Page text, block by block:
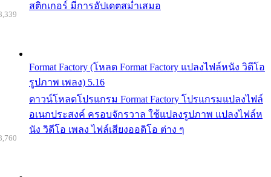
สติกเกอร์ มีการอัปเดตสม่ำเสมอ
Format Factory (โหลด Format Factory แปลงไฟล์หนัง วิดีโอ
รูปภาพ เพลง) 5.16
ดาวน์โหลดโปรแกรม Format Factory โปรแกรมแปลงไฟล์
อเนกประสงค์ ครอบจักรวาล ใช้แปลงรูปภาพ แปลงไฟล์ห
นัง วิดีโอ เพลง ไฟล์เสียงออดิโอ ต่าง ๆ